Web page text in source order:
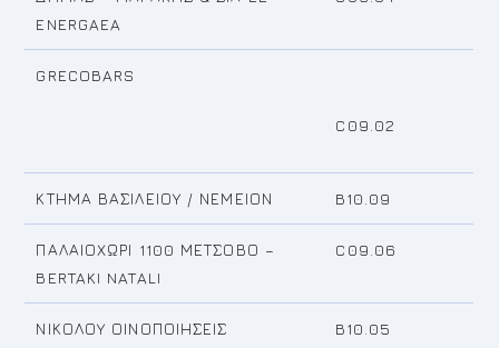
ENERGAEA
GRECOBARS
C09.02
ΚΤΗΜΑ ΒΑΣΙΛΕΙΟΥ / ΝΕΜΕΙΟΝ B10.09
ΠΑΛΑΙΟΧΩΡΙ 1100 ΜΕΤΣΟΒΟ –
BERTAKI NATALI
C09.06
ΝΙΚΟΛΟΥ ΟΙΝΟΠΟΙΗΣΕΙΣ B10.05